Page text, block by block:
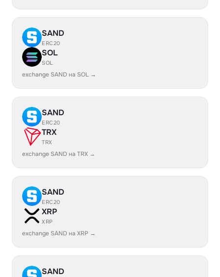
SAND
ERC20
SOL
SOL
exchange SAND на SOL →
SAND
ERC20
TRX
TRX
exchange SAND на TRX →
SAND
ERC20
XRP
XRP
exchange SAND на XRP →
SAND